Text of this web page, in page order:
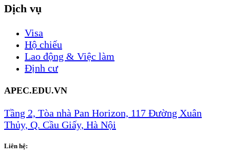
Dịch vụ
Visa
Hộ chiếu
Lao động & Việc làm
Định cư
APEC.EDU.VN
Tầng 2, Tòa nhà Pan Horizon, 117 Đường Xuân
Thủy, Q. Cầu Giấy, Hà Nội
Liên hệ: